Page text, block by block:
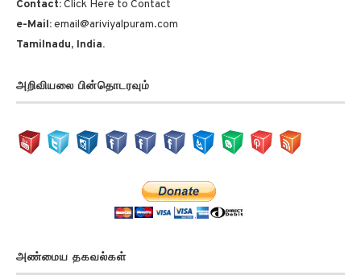
e-Mail: email@ariviyalpuram.com
Tamilnadu, India.